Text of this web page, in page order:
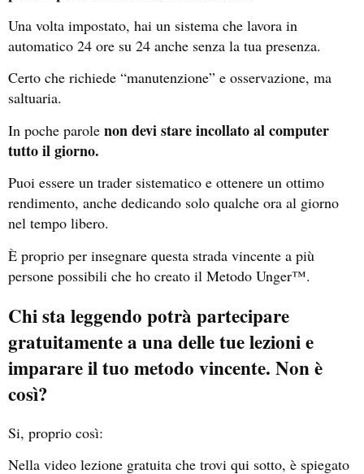
Una volta impostato, hai un sistema che lavora in
automatico 24 ore su 24 anche senza la tua presenza.
Certo che richiede “manutenzione” e osservazione, ma
saltuaria.
In poche parole non devi stare incollato al computer
tutto il giorno.
Puoi essere un trader sistematico e ottenere un ottimo
rendimento, anche dedicando solo qualche ora al giorno
nel tempo libero.
È proprio per insegnare questa strada vincente a più
persone possibili che ho creato il Metodo Unger™.
Chi sta leggendo potrà partecipare
gratuitamente a una delle tue lezioni e
imparare il tuo metodo vincente. Non è
così?
Si, proprio così:
Nella video lezione gratuita che trovi qui sotto, è spiegato